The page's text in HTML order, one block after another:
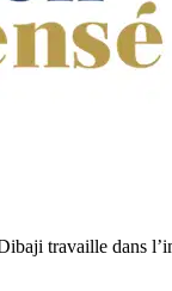
travaille dans